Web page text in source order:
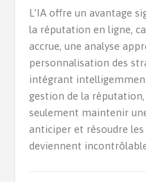
L’IA offre un avantage
la réputation en ligne,
accrue, une analyse
personnalisation des
intégrant
gestion de la
seulement maintenir
anticiper et résoudre les
deviennent